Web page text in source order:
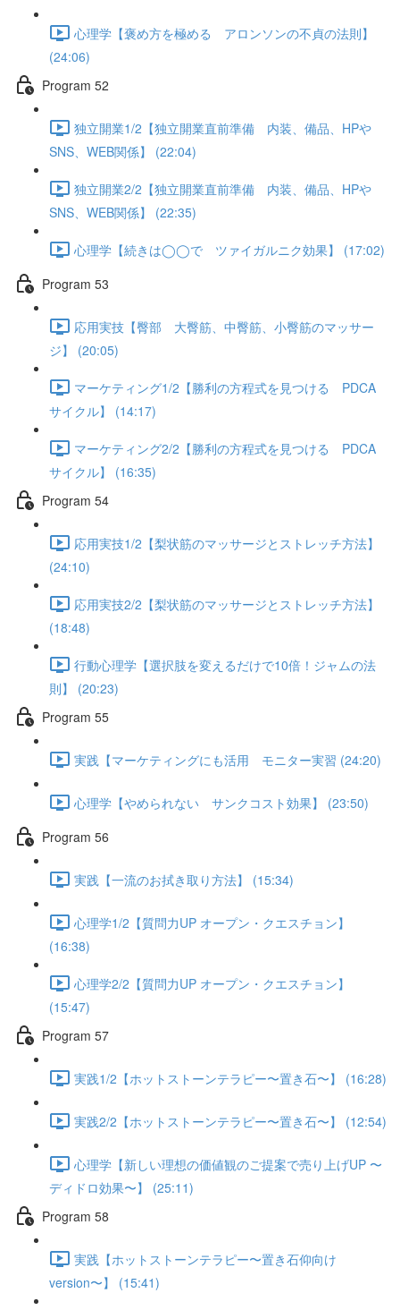
心理学【褒め方を極める アロンソンの不貞の法則】
(24:06)
Program 52
独立開業1/2【独立開業直前準備 内装、備品、HPや
SNS、WEB関係】 (22:04)
独立開業2/2【独立開業直前準備 内装、備品、HPや
SNS、WEB関係】 (22:35)
心理学【続きは◯◯で ツァイガルニク効果】 (17:02)
Program 53
応用実技【臀部 大臀筋、中臀筋、小臀筋のマッサー
ジ】 (20:05)
マーケティング1/2【勝利の方程式を見つける PDCA
サイクル】 (14:17)
マーケティング2/2【勝利の方程式を見つける PDCA
サイクル】 (16:35)
Program 54
応用実技1/2【梨状筋のマッサージとストレッチ方法】
(24:10)
応用実技2/2【梨状筋のマッサージとストレッチ方法】
(18:48)
行動心理学【選択肢を変えるだけで10倍！ジャムの法
則】 (20:23)
Program 55
実践【マーケティングにも活用 モニター実習 (24:20)
心理学【やめられない サンクコスト効果】 (23:50)
Program 56
実践【一流のお拭き取り方法】 (15:34)
心理学1/2【質問力UP オープン・クエスチョン】
(16:38)
心理学2/2【質問力UP オープン・クエスチョン】
(15:47)
Program 57
実践1/2【ホットストーンテラピー〜置き石〜】 (16:28)
実践2/2【ホットストーンテラピー〜置き石〜】 (12:54)
心理学【新しい理想の価値観のご提案で売り上げUP 〜
ディドロ効果〜】 (25:11)
Program 58
実践【ホットストーンテラピー〜置き石仰向け
version〜】 (15:41)